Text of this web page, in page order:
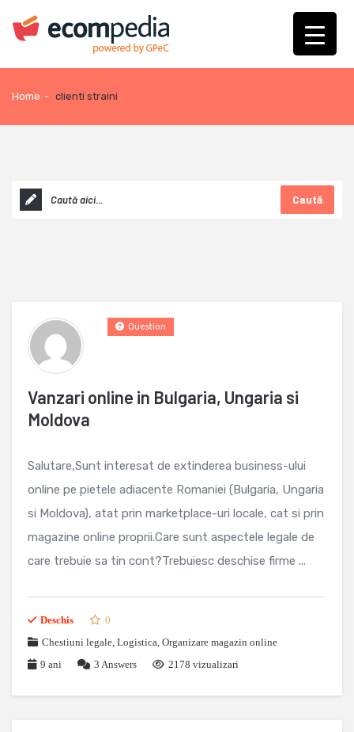
Home - clienti straini
Caută
Vanzari online in Bulgaria, Ungaria si
Moldova
Question
Salutare,Sunt interesat de extinderea business-ului
online pe pietele adiacente Romaniei (Bulgaria, Ungaria
si Moldova), atat prin marketplace-uri locale, cat si prin
magazine online proprii.Care sunt aspectele legale de
care trebuie sa tin cont?Trebuiesc deschise firme ...
Deschis
0
Chestiuni legale, Logistica, Organizare magazin online
9 ani
3 Answers 2178 vizualizari